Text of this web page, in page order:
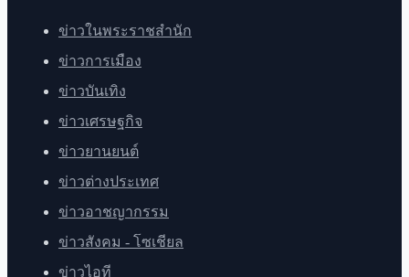
ข่าวในพระราชสำนัก
ข่าวการเมือง
ข่าวบันเทิง
ข่าวเศรษฐกิจ
ข่าวยานยนต์
ข่าวต่างประเทศ
ข่าวอาชญากรรม
ข่าวสังคม - โซเชียล
ข่าวไอที